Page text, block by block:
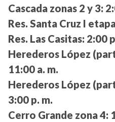
Cascada zonas 2 y 3:
Res. Santa Cruz I
Res. Las Casitas: 2:00
Herederos López
11:00 a. m.
Herederos López
3:00 p. m.
Cerro Grande zona 4: